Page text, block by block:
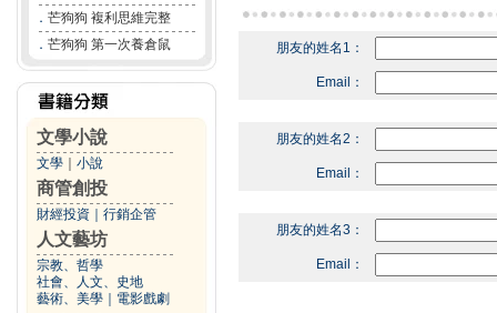
． 芒狗狗 複利思維完整
． 芒狗狗 第一次養倉鼠
文學小說
文學 小說
商管創投
財經投資 行銷企管
人文藝坊
宗教、哲學
社會、人文、史地
藝術、美學
電影戲劇
朋友的姓名1：
Email：
朋友的姓名2：
Email：
朋友的姓名3：
Email：